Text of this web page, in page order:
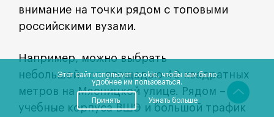
внимание на точки рядом с топовыми
российскими вузами.
Например, можно выбрать
небольшойлотплощадью 40 квадратных
метров на Мясницкой улице. Рядом –
учебные корпуса ВШЭ и большой трафик
Этот сайт использует cookie, чтобы вам было
удобнее им пользоваться.
Принять Узнать больше